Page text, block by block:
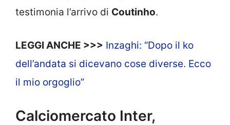
testimonia l’arrivo di Coutinho.
LEGGI ANCHE >>> Inzaghi: “Dopo il ko
dell’andata si dicevano cose diverse. Ecco
il mio orgoglio”
Calciomercato Inter,